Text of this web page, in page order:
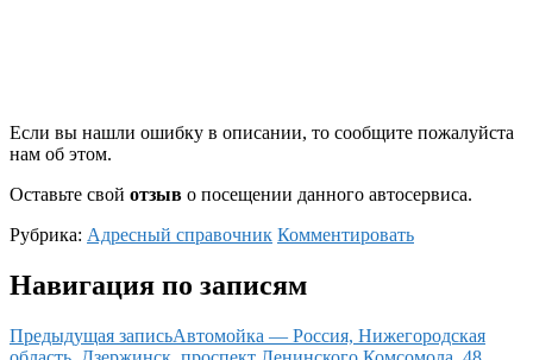
Если вы нашли ошибку в описании, то сообщите пожалуйста
нам об этом.
Оставьте свой отзыв о посещении данного автосервиса.
Рубрика: Адресный справочник Комментировать
Навигация по записям
Предыдущая записьАвтомойка — Россия, Нижегородская